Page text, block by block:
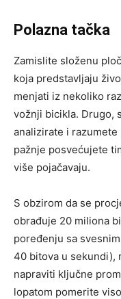
Polazna tačka
Zamislite složenu
koja predstavljaju
menjati iz nekoliko
vožnji bicikla. Drugo,
analizirate i
pažnje posvećujete
više pojačavaju.
S obzirom da se
obrađuje 20 miliona
poređenju sa
40 bitova u sekundi),
napraviti ključne
lopatom pomerite